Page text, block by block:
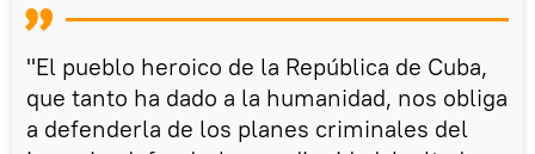
"El pueblo heroico de la República de Cuba,
que tanto ha dado a la humanidad, nos obliga
a defenderla de los planes criminales del